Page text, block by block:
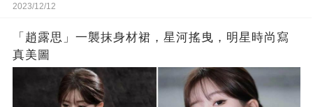
2023/12/12
「趙露思」一襲抹身材裙，星河搖曳，明星時尚寫
真美圖